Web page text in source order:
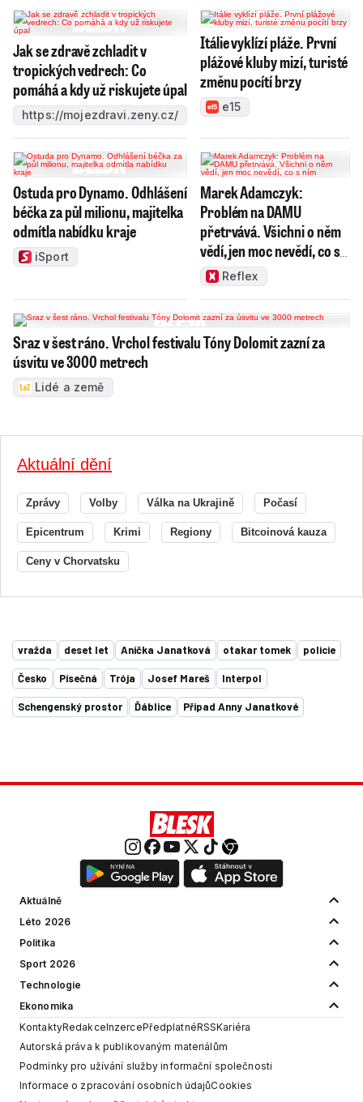
Jak se zdravě zchladit v
tropických vedrech: Co
pomáhá a kdy už riskujete úpal
https://mojezdravi.zeny.cz/
Itálie vyklízí pláže. První
plážové kluby mizí, turisté
změnu pocítí brzy
e15
Ostuda pro Dynamo. Odhlášení
béčka za půl milionu, majitelka
odmítla nabídku kraje
iSport
Marek Adamczyk:
Problém na DAMU
přetrvává. Všichni o něm
vědí, jen moc nevědí, co s
nímReflex
Sraz v šest ráno. Vrchol festivalu Tóny Dolomit zazní za
úsvitu ve 3000 metrech
Lidé a země
Aktuální dění
Zprávy Volby Válka na Ukrajině Počasí
Epicentrum Krimi Regiony Bitcoinová kauza
Ceny v Chorvatsku
vražda deset let Anička Janatková otakar tomek policie
Česko Písečná Trója Josef Mareš Interpol
Schengenský prostor Ďáblice Případ Anny Janatkové
Aktuálně
Léto 2026
Politika
Sport 2026
Technologie
Ekonomika
KontaktyRedakceInzercePředplatnéRSSKariéra
Autorská práva k publikovaným materiálům
Podmínky pro užívání služby informační společnosti
Informace o zpracování osobních údajůCookies